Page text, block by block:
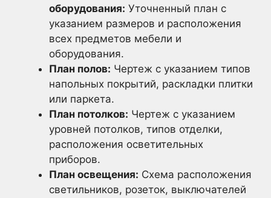
оборудования: Уточненный план с
указанием размеров и расположения
всех предметов мебели и
оборудования.
План полов: Чертеж с указанием типов
напольных покрытий, раскладки плитки
или паркета.
План потолков: Чертеж с указанием
уровней потолков, типов отделки,
расположения осветительных
приборов.
План освещения: Схема расположения
светильников, розеток, выключателей